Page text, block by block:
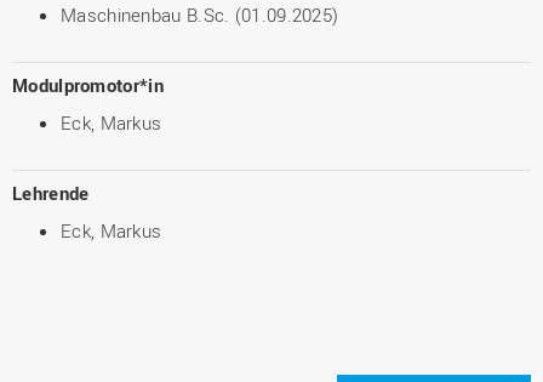
Maschinenbau B.Sc. (01.09.2025)
Modulpromotor*in
Eck, Markus
Lehrende
Eck, Markus